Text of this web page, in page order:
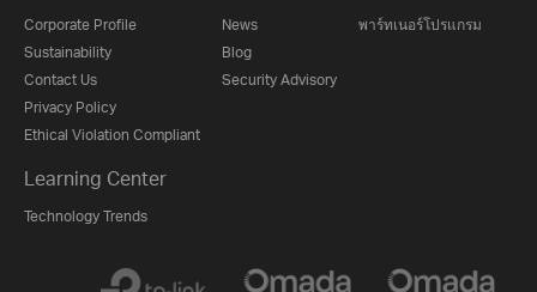
Corporate Profile
Sustainability
Contact Us
Privacy Policy
Ethical Violation Compliant
News
Blog
Security Advisory
พาร์ทเนอร์โปรแกรม
Learning Center
Technology Trends